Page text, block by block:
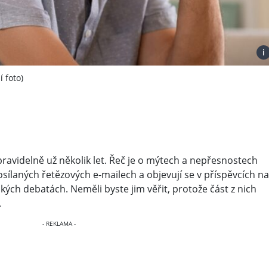
i
foto)
už několik let. Řeč je o mýtech a nepřesnostech
řetězových e-mailech a objevují se v příspěvcích na
debatách. Neměli byste jim věřit, protože část z nich